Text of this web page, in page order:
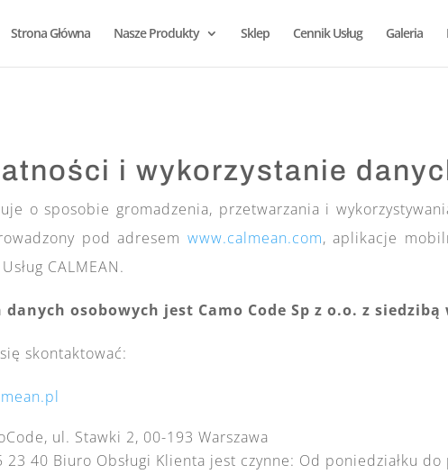
Strona Główna Nasze Produkty Sklep Cennik Usług Galeria
i wykorzystanie
o sposobie gromadzenia, przetwarzania i
pod adresem www.calmean.com, aplikacje
CALMEAN.
osobowych jest Camo Code Sp z o.o. z
skontaktować:
ul. Stawki 2, 00-193 Warszawa
40 Biuro Obsługi Klienta jest czynne: Od poniedziałku